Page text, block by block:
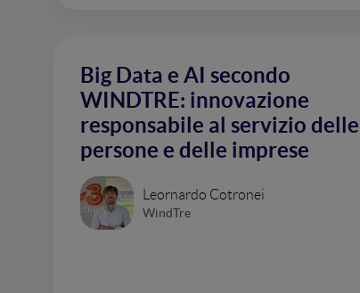
Big Data e AI secondo
WINDTRE: innovazione
responsabile al servizio delle
persone e delle imprese
Leornardo Cotronei
WindTre